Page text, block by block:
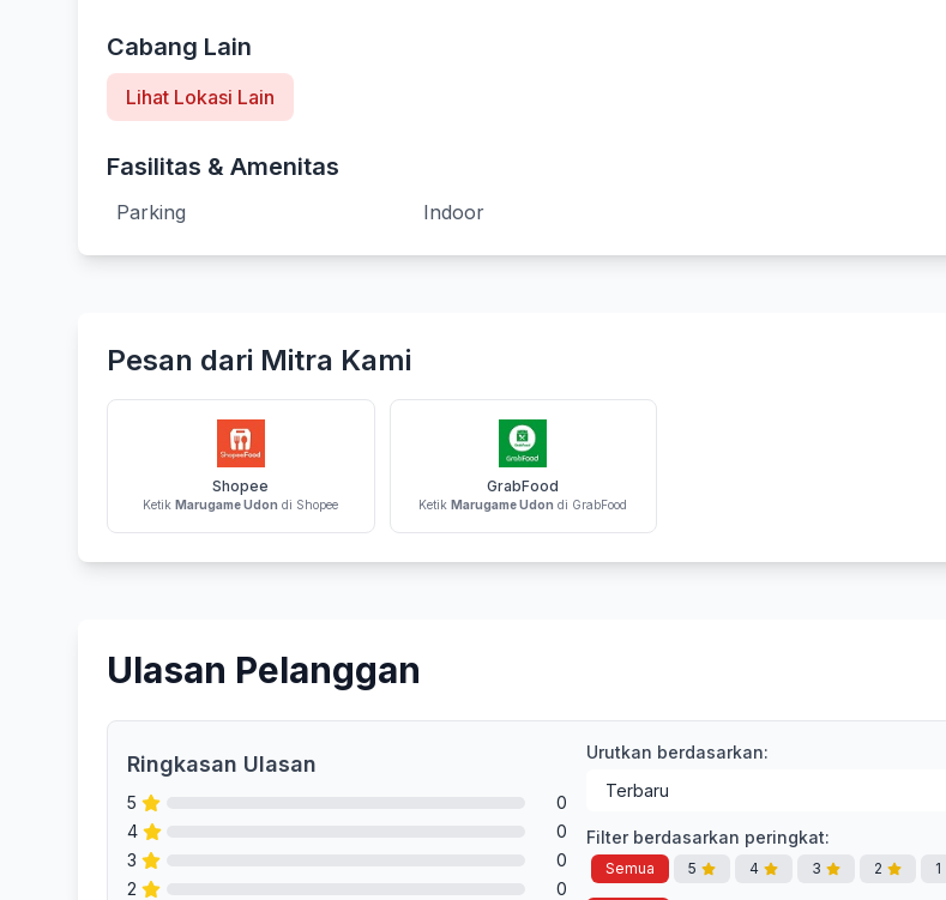
Cabang Lain
Lihat Lokasi Lain
Fasilitas & Amenitas
Parking Indoor
Pesan dari Mitra Kami
Shopee
KetikMarugame Udon di Shopee
GrabFood
KetikMarugame Udon di GrabFood
Ulasan Pelanggan
Ringkasan Ulasan
5
0
4
0
3
0
2
0
Urutkan berdasarkan:
Filter berdasarkan peringkat:
Semua 5 4 3 2 1